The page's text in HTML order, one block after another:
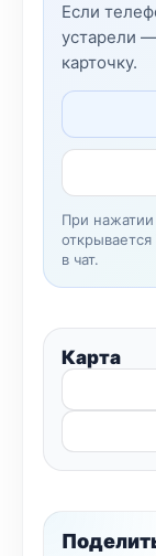
Если
устарели
карточку.
При нажатии
в чат.
Карта